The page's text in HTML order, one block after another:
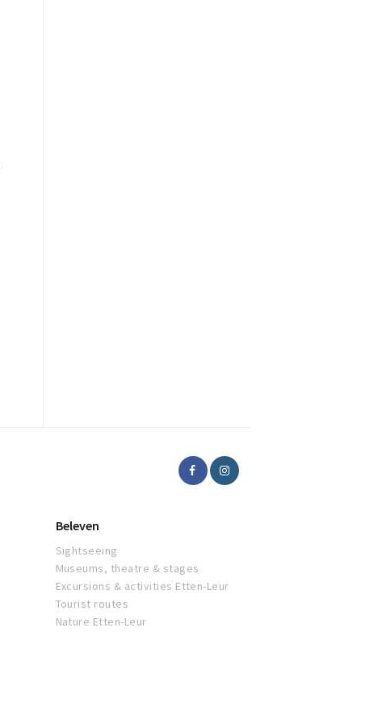
Beleven
Sightseeing
Museums, theatre & stages
Excursions & activities Etten-Leur
Tourist routes
Nature Etten-Leur